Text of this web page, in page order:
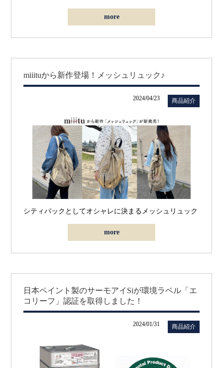
more
miiituから新作登場！メッシュリュック♪
2024/04/23 商品紹介
シティバックとしてオシャレに決まるメッシュリュック
more
日本ペイント製のサーモアイSiが環境ラベル「エ
コリーフ」認証を取得しました！
2024/01/31 商品紹介